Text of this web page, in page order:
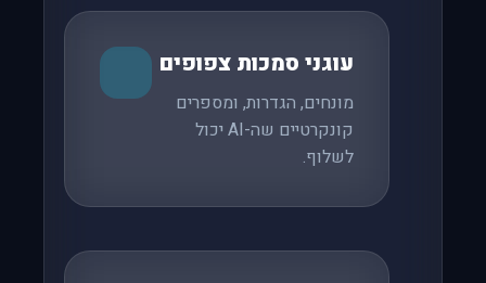
עוגני סמכות צפופים
מונחים, הגדרות, ומספרים
קונקרטיים שה-AI יכול
לשלוף.